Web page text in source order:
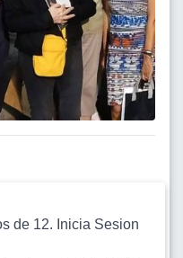
de 12. Inicia Sesion